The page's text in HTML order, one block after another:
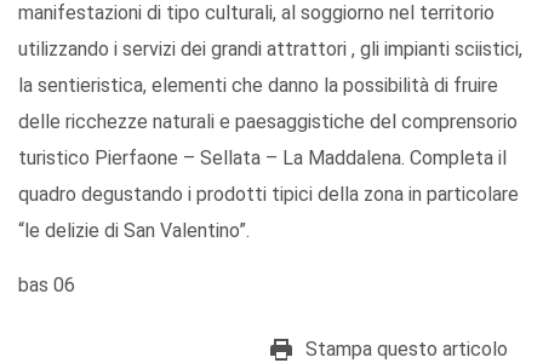
manifestazioni di tipo culturali, al soggiorno nel territorio
utilizzando i servizi dei grandi attrattori , gli impianti sciistici,
la sentieristica, elementi che danno la possibilità di fruire
delle ricchezze naturali e paesaggistiche del comprensorio
turistico Pierfaone – Sellata – La Maddalena. Completa il
quadro degustando i prodotti tipici della zona in particolare
“le delizie di San Valentino”.
bas 06
Stampa questo articolo